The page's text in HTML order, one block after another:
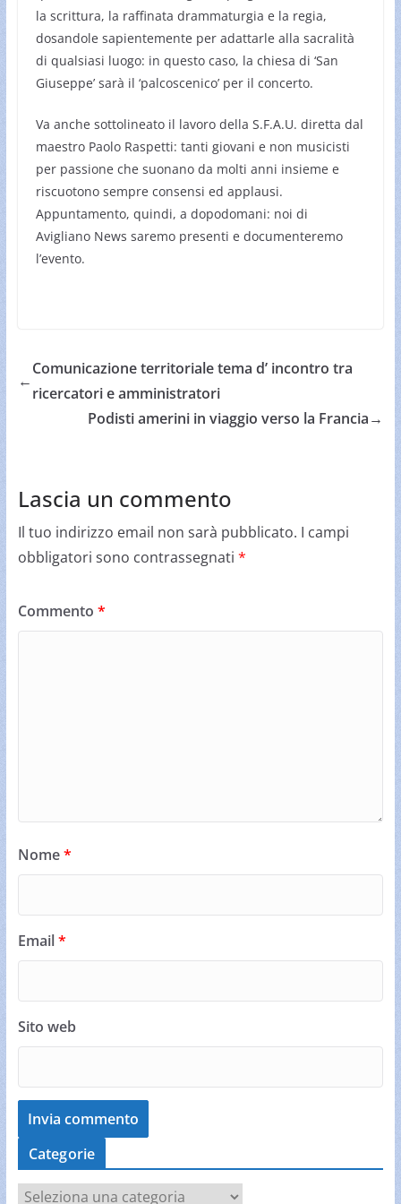
la scrittura, la raffinata drammaturgia e la regia,
dosandole sapientemente per adattarle alla sacralità
di qualsiasi luogo: in questo caso, la chiesa di ‘San
Giuseppe’ sarà il ‘palcoscenico’ per il concerto.
Va anche sottolineato il lavoro della S.F.A.U. diretta dal
maestro Paolo Raspetti: tanti giovani e non musicisti
per passione che suonano da molti anni insieme e
riscuotono sempre consensi ed applausi.
Appuntamento, quindi, a dopodomani: noi di
Avigliano News saremo presenti e documenteremo
l’evento.
←
Comunicazione territoriale tema d’ incontro tra
ricercatori e amministratori
Podisti amerini in viaggio verso la Francia→
Lascia un commento
Il tuo indirizzo email non sarà pubblicato. I campi
obbligatori sono contrassegnati *
Commento *
Nome*
Email*
Sito web
Categorie